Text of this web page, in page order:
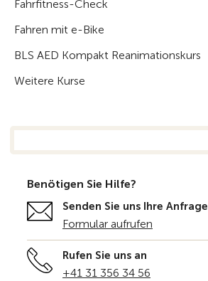
Fahrfitness-Check
Fahren mit e-Bike
BLS AED Kompakt Reanimationskurs
Weitere Kurse
Benötigen Sie Hilfe?
Senden Sie uns Ihre Anfrage
Formular aufrufen
Rufen Sie uns an
+41 31 356 34 56